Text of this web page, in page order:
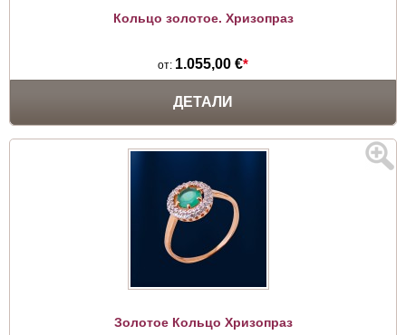
Кольцо золотое. Хризопраз
от: 1.055,00 €*
ДЕТАЛИ
Золотое Кольцо Хризопраз